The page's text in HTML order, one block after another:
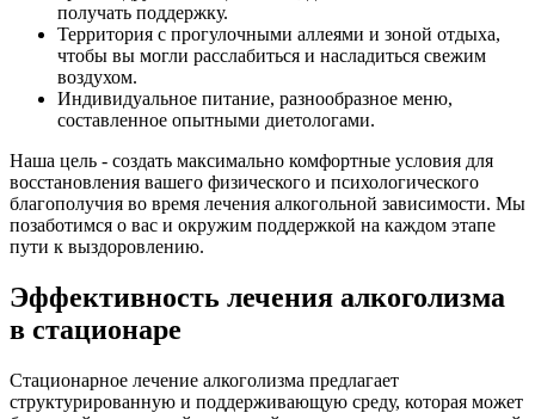
получать поддержку.
Территория с прогулочными аллеями и зоной отдыха,
чтобы вы могли расслабиться и насладиться свежим
воздухом.
Индивидуальное питание, разнообразное меню,
составленное опытными диетологами.
Наша цель - создать максимально комфортные условия для
восстановления вашего физического и психологического
благополучия во время лечения алкогольной зависимости. Мы
позаботимся о вас и окружим поддержкой на каждом этапе
пути к выздоровлению.
Эффективность лечения алкоголизма
в стационаре
Стационарное лечение алкоголизма предлагает
структурированную и поддерживающую среду, которая может